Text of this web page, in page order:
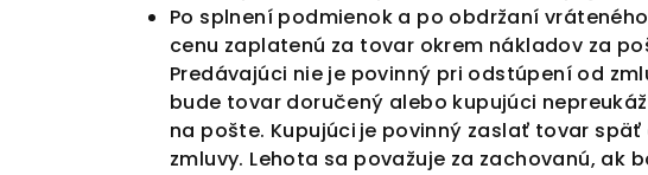
Po splnení podmienok a po obdržaní
cenu zaplatenú za tovar okrem nákladov za
Predávajúci nie je povinný pri odstúpení od
bude tovar doručený alebo kupujúci
na pošte. Kupujúci je povinný zaslať tovar
zmluvy. Lehota sa považuje za zachovanú,